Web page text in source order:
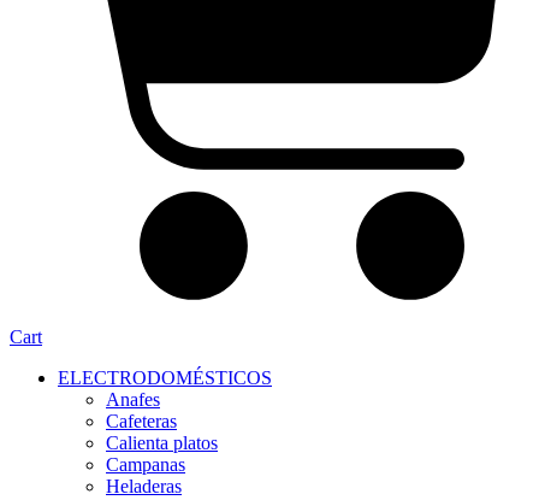
Cart
ELECTRODOMÉSTICOS
Anafes
Cafeteras
Calienta platos
Campanas
Heladeras